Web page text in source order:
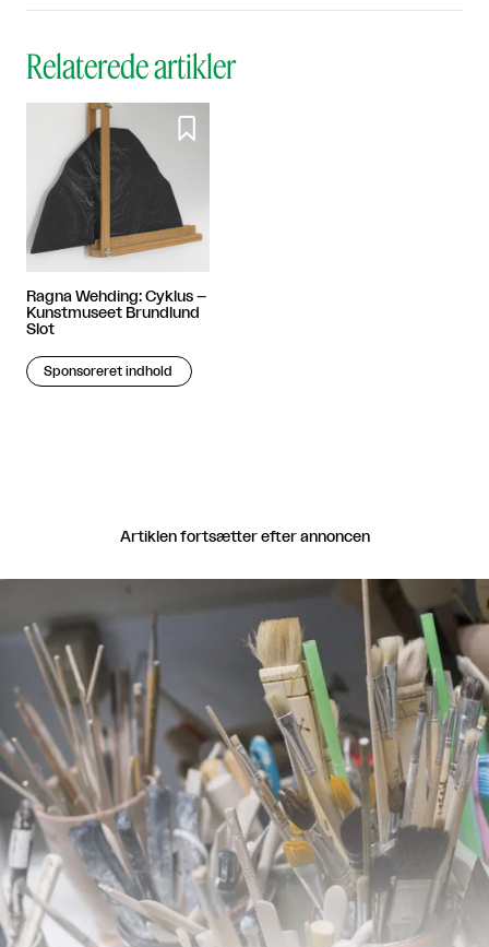
Relaterede artikler

Ragna Wehding: Cyklus –
Kunstmuseet Brundlund
Slot
Sponsoreret indhold
Artiklen fortsætter efter annoncen